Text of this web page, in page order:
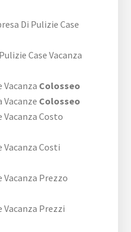
Di Pulizie Case
Case Vacanza
Vacanza Colosseo
Vacanze Colosseo
Vacanza Costo
Vacanza Costi
Vacanza Prezzo
Vacanza Prezzi